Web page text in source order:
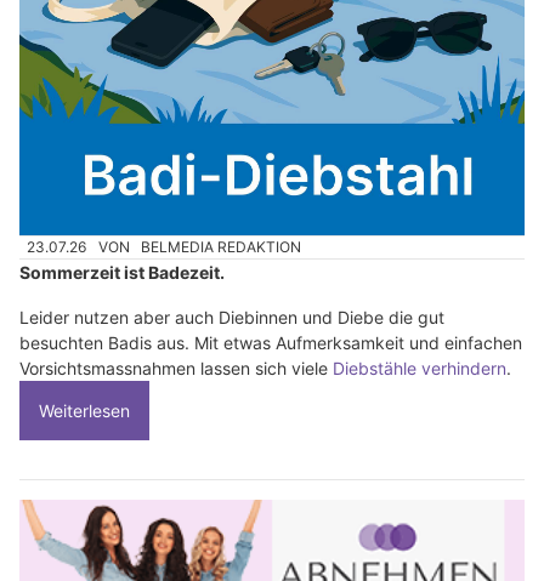
23.07.26 VON BELMEDIA REDAKTION
Sommerzeit ist Badezeit.
Leider nutzen aber auch Diebinnen und Diebe die gut
besuchten Badis aus. Mit etwas Aufmerksamkeit und einfachen
Vorsichtsmassnahmen lassen sich viele Diebstähle verhindern.
Weiterlesen